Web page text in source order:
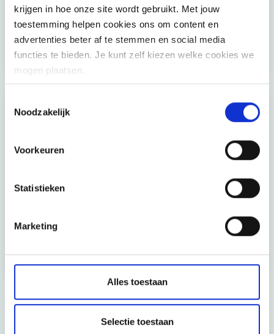
krijgen in hoe onze site wordt gebruikt. Met jouw
toestemming helpen cookies ons om content en
advertenties beter af te stemmen en social media
functies te bieden. Je kunt zelf kiezen welke cookies we
mogen plaatsen.
Noodzakelijk
Voorkeuren
Statistieken
Marketing
Alles toestaan
Selectie toestaan
Ontwikkeling van het NWOW concept voor het nieuwe
hoofdkantoor van de NMBS. Transitie van een
klassieke kantooromgeving naar een Activity Based
werkomgeving.
Duurzame verandering realiseren bij de
kunnen huisvesten in een nieuw politiegebouw.